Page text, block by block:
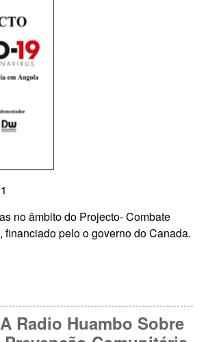
no âmbito do Projecto- Combate
financiado pelo o governo do Canada.
Radio Huambo Sobre